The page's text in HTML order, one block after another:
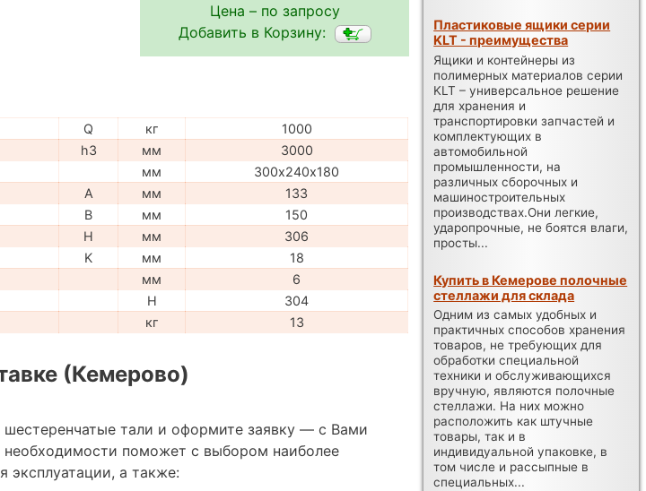
Цена – по запросу
Добавить в Корзину:
Q кг
1000
h3 мм
3000
мм
300х240х180
A мм
133
B мм
150
H мм
306
K мм
18
мм
6
H
304
кг 13
(Кемерово)
шестеренчатые тали и оформите заявку — с Вами
поможет с выбором наиболее
эксплуатации, а также:
Пластиковые ящики серии
KLT - преимущества
Ящики и контейнеры из
полимерных материалов серии
KLT – универсальное решение
для хранения и
транспортировки запчастей и
комплектующих в
автомобильной
промышленности, на
различных сборочных и
машиностроительных
производствах.Они легкие,
ударопрочные, не боятся влаги,
просты...
Купить в Кемерове полочные
стеллажи для склада
Одним из самых удобных и
практичных способов хранения
товаров, не требующих для
обработки специальной
техники и обслуживающихся
вручную, являются полочные
стеллажи. На них можно
расположить как штучные
товары, так и в
индивидуальной упаковке, в
том числе и рассыпные в
специальных...